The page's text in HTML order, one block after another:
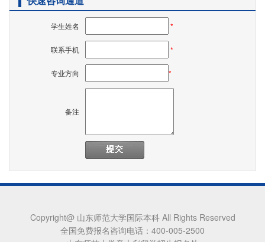
学生姓名 *
联系手机 *
专业方向 *
备注
Copyright@ 山东师范大学国际本科 All Rights Reserved
全国免费报名咨询电话：400-005-2500